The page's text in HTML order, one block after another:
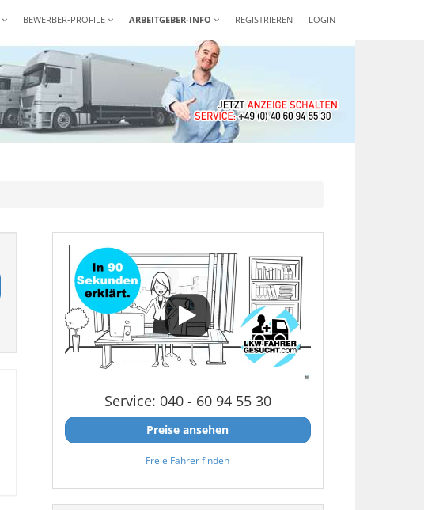
REGISTRIEREN LOGIN
BEWERBER-PROFILE ARBEITGEBER-INFO
Service: 040 - 60 94 55 30
Preise ansehen
Freie Fahrer finden